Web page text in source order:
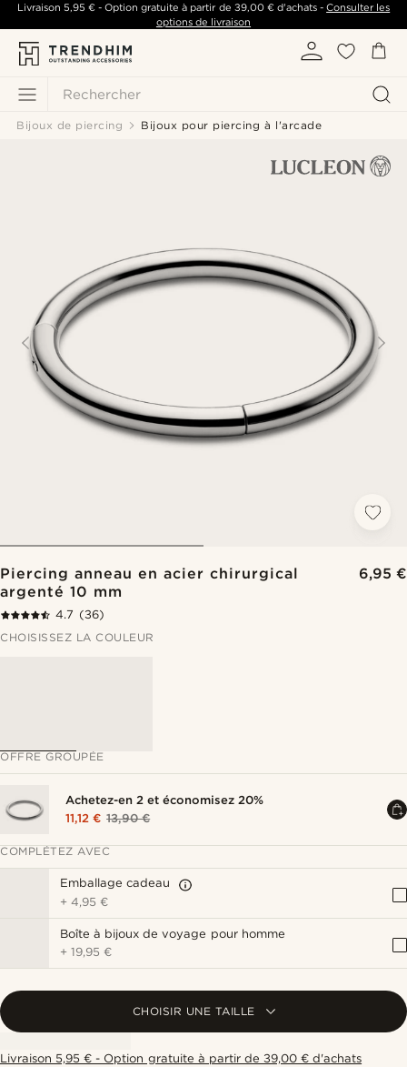
Rechercher
Livraison 5,95 €- Option gratuite à partir de 39,00 €d'achats -Consulter les
options de livraison
Bijoux de piercing Bijoux pour piercing à l'arcade
Piercing anneau en acier chirurgical
argenté 10 mm
6,95 €
4.7 (36)
CHOISISSEZ LA COULEUR
OFFRE GROUPÉE
Achetez-en 2 et économisez 20%
11,12 € 13,90 €
COMPLÉTEZ AVEC
Emballage cadeau
+4,95 €
Boîte à bijoux de voyage pour homme
+19,95 €
CHOISIR UNE TAILLE
Livraison 5,95 € - Option gratuite à partir de 39,00 € d'achats